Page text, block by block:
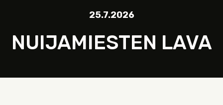
25.7.2026
NUIJAMIESTEN LAVA